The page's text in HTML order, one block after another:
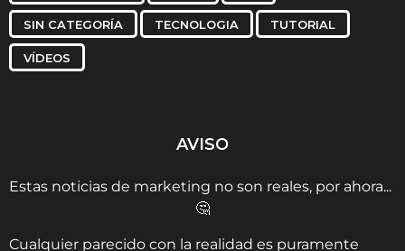
SIN CATEGORÍA TECNOLOGIA TUTORIAL
VÍDEOS
AVISO
Estas noticias de marketing no son reales, por ahora...
🤔
Cualquier parecido con la realidad es puramente